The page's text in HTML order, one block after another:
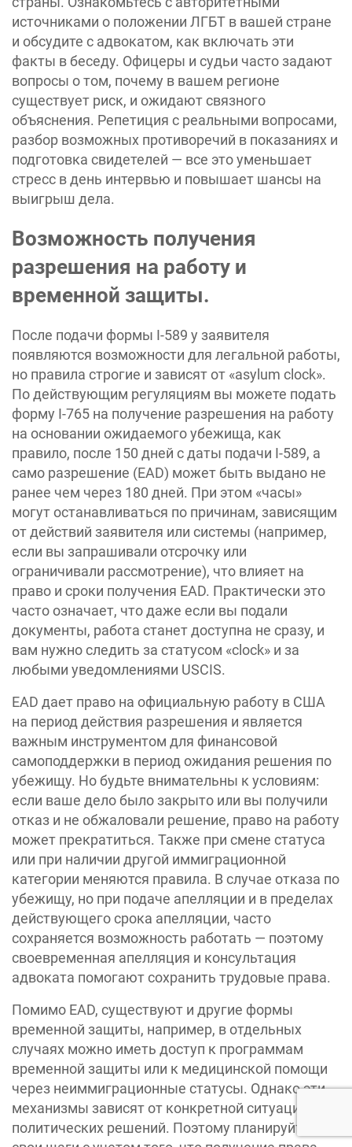
источниками о положении ЛГБТ в вашей стране
и обсудите с адвокатом, как включать эти
факты в беседу. Офицеры и судьи часто задают
вопросы о том, почему в вашем регионе
существует риск, и ожидают связного
объяснения. Репетиция с реальными вопросами,
разбор возможных противоречий в показаниях и
подготовка свидетелей — все это уменьшает
стресс в день интервью и повышает шансы на
выигрыш дела.
Возможность получения
разрешения на работу и
временной защиты.
После подачи формы I-589 у заявителя
появляются возможности для легальной работы,
но правила строгие и зависят от «asylum clock».
По действующим регуляциям вы можете подать
форму I-765 на получение разрешения на работу
на основании ожидаемого убежища, как
правило, после 150 дней с даты подачи I-589, а
само разрешение (EAD) может быть выдано не
ранее чем через 180 дней. При этом «часы»
могут останавливаться по причинам, зависящим
от действий заявителя или системы (например,
если вы запрашивали отсрочку или
ограничивали рассмотрение), что влияет на
право и сроки получения EAD. Практически это
часто означает, что даже если вы подали
документы, работа станет доступна не сразу, и
вам нужно следить за статусом «clock» и за
любыми уведомлениями USCIS.
EAD дает право на официальную работу в США
на период действия разрешения и является
важным инструментом для финансовой
самоподдержки в период ожидания решения по
убежищу. Но будьте внимательны к условиям:
если ваше дело было закрыто или вы получили
отказ и не обжаловали решение, право на работу
может прекратиться. Также при смене статуса
или при наличии другой иммиграционной
категории меняются правила. В случае отказа по
убежищу, но при подаче апелляции и в пределах
действующего срока апелляции, часто
сохраняется возможность работать — поэтому
своевременная апелляция и консультация
адвоката помогают сохранить трудовые права.
Помимо EAD, существуют и другие формы
временной защиты, например, в отдельных
случаях можно иметь доступ к программам
временной защиты или к медицинской помощи
через неиммиграционные статусы. Однако эти
механизмы зависят от конкретной ситуации и
политических решений. Поэтому планируйте